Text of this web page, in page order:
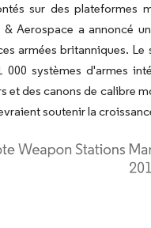
sur des
Aerospace a annoncé
armées britanniques.
000 systèmes d'armes
et des canons de calibre
soutenir la